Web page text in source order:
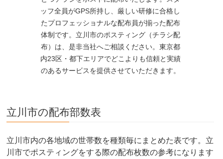
ッフ全員がGPS所持し、厳しい研修に合格し
たプロフェッショナルな配布員が揃った配布
体制です。立川市のポスティング（チラシ配
布）は、是非当社へご相談ください。東京都
内23区・都下エリアでどこよりも信頼と実績
のあるサービスを提供させていただきます。
立川市の配布部数表
立川市内の各地域の世帯数を種類毎にまとめた表です。立
川市でポスティングをする際の配布枚数の参考になります